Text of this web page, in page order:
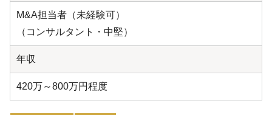
M&A担当者（未経験可）
（コンサルタント・中堅）
年収
420万～800万円程度